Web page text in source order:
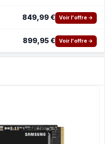
849,99 € Voir l'offre →
899,95 € Voir l'offre →